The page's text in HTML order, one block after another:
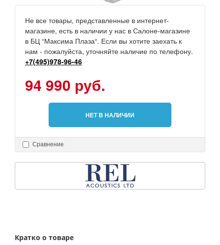
Не все товары, представленные в интернет-
магазине, есть в наличии у нас в Салоне-магазине
в БЦ “Максима Плаза“. Если вы хотите заехать к
нам - пожалуйста, уточняйте наличие по телефону.
+7(495)978-96-46
94 990 руб.
НЕТ В НАЛИЧИИ
Сравнение
Кратко о товаре